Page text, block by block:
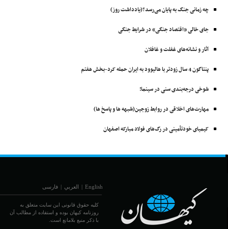
چه زمانی جنگ به پایان می‌رسد؟(یادداشت روز)
جای خالی «اقتصاد جنگی» در شرایط جنگی
آثار و نشانه‌های غفلت و غافلان
پنتاگون 4 سال زودتر با ‌هالیوود به ایران حمله کرد-بخش هفتم
شوخی درجه‌بندی سنی در سینما!
مهارت‌های اخلاقی در روابط زوجین(شبهه ها و پاسخ ها)
کیمیای خودتأمینی در رگ‌های فولاد مبارکه اصفهان
English
| العربي | فارسی
کلیه حقوق قانونی این سایت متعلق به
روزنامه کیهان بوده و استفاده از مطالب آن
با ذکر منبع بلامانع است.